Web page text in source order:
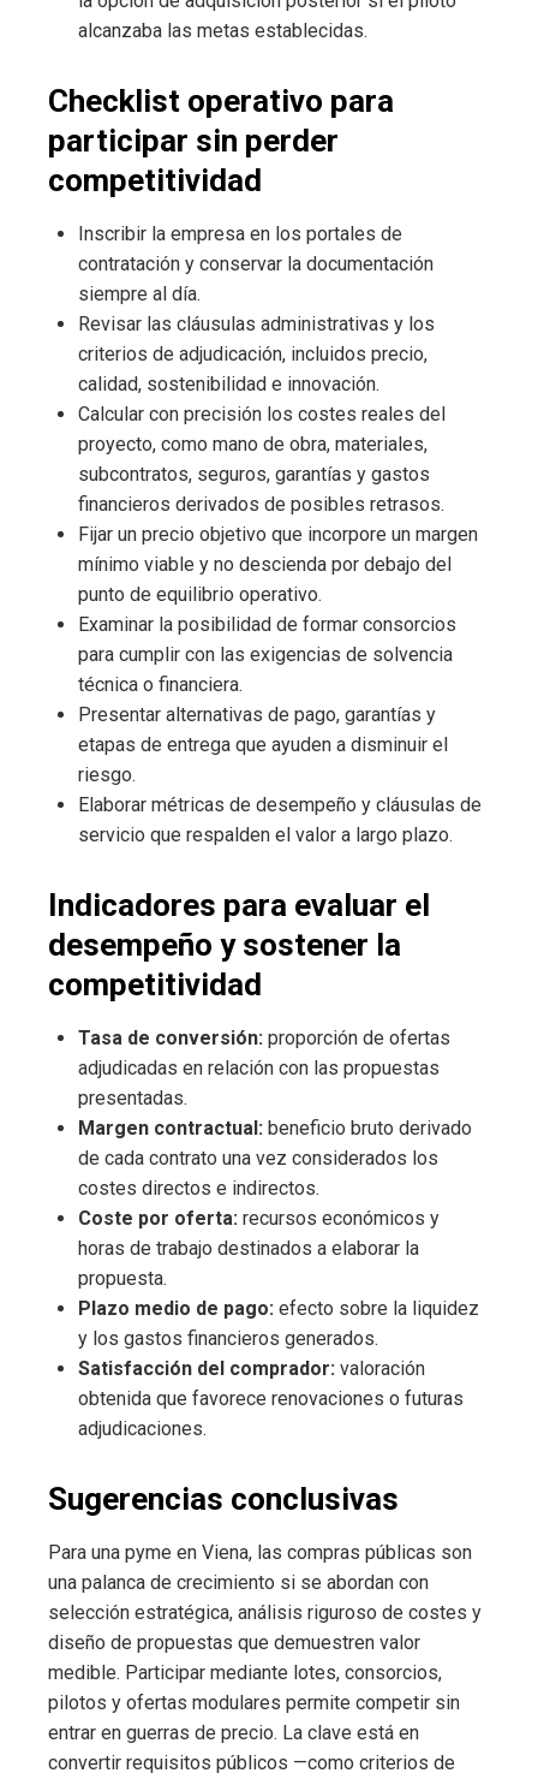
alcanzaba las metas establecidas.
Checklist operativo para
participar sin perder
competitividad
Inscribir la empresa en los portales de
contratación y conservar la documentación
siempre al día.
Revisar las cláusulas administrativas y los
criterios de adjudicación, incluidos precio,
calidad, sostenibilidad e innovación.
Calcular con precisión los costes reales del
proyecto, como mano de obra, materiales,
subcontratos, seguros, garantías y gastos
financieros derivados de posibles retrasos.
Fijar un precio objetivo que incorpore un margen
mínimo viable y no descienda por debajo del
punto de equilibrio operativo.
Examinar la posibilidad de formar consorcios
para cumplir con las exigencias de solvencia
técnica o financiera.
Presentar alternativas de pago, garantías y
etapas de entrega que ayuden a disminuir el
riesgo.
Elaborar métricas de desempeño y cláusulas de
servicio que respalden el valor a largo plazo.
Indicadores para evaluar el
desempeño y sostener la
competitividad
Tasa de conversión: proporción de ofertas
adjudicadas en relación con las propuestas
presentadas.
Margen contractual: beneficio bruto derivado
de cada contrato una vez considerados los
costes directos e indirectos.
Coste por oferta: recursos económicos y
horas de trabajo destinados a elaborar la
propuesta.
Plazo medio de pago: efecto sobre la liquidez
y los gastos financieros generados.
Satisfacción del comprador: valoración
obtenida que favorece renovaciones o futuras
adjudicaciones.
Sugerencias conclusivas
Para una pyme en Viena, las compras públicas son
una palanca de crecimiento si se abordan con
selección estratégica, análisis riguroso de costes y
diseño de propuestas que demuestren valor
medible. Participar mediante lotes, consorcios,
pilotos y ofertas modulares permite competir sin
entrar en guerras de precio. La clave está en
convertir requisitos públicos —como criterios de